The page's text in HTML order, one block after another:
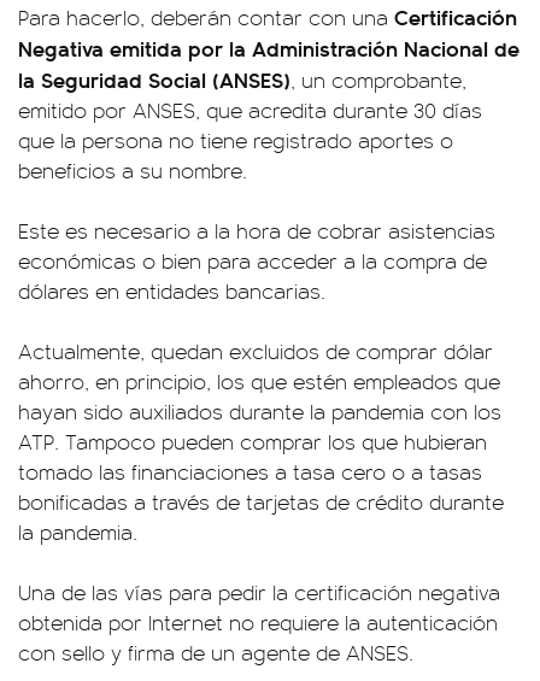
Para hacerlo, deberán contar con una Certificación
Negativa emitida por la Administración Nacional de
la Seguridad Social (ANSES), un comprobante,
emitido por ANSES, que acredita durante 30 días
que la persona no tiene registrado aportes o
beneficios a su nombre.
Este es necesario a la hora de cobrar asistencias
económicas o bien para acceder a la compra de
dólares en entidades bancarias.
Actualmente, quedan excluidos de comprar dólar
ahorro, en principio, los que estén empleados que
hayan sido auxiliados durante la pandemia con los
ATP. Tampoco pueden comprar los que hubieran
tomado las financiaciones a tasa cero o a tasas
bonificadas a través de tarjetas de crédito durante
la pandemia.
Una de las vías para pedir la certificación negativa
obtenida por Internet no requiere la autenticación
con sello y firma de un agente de ANSES.